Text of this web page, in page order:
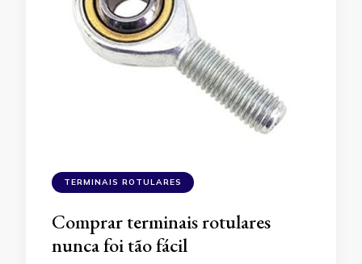
TERMINAIS ROTULARES
Comprar terminais rotulares
nunca foi tão fácil